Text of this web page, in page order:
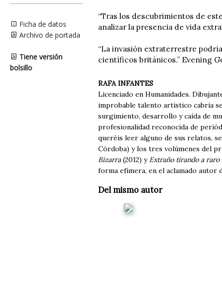
Ficha de datos
Archivo de portada
Tiene versión
bolsillo
“Tras los descubrimientos de
analizar la presencia de vida
“La invasión extraterrestre
científicos británicos.” Evening
RAFA INFANTES
Licenciado en Humanidades.
improbable talento artístico cabría
surgimiento, desarrollo y caída de
profesionalidad reconocida de
queréis leer alguno de sus relatos,
Córdoba) y los tres volúmenes del
Bizarra(2012) y Extraño tirando a raro
forma efímera, en el aclamado autor
Del mismo autor